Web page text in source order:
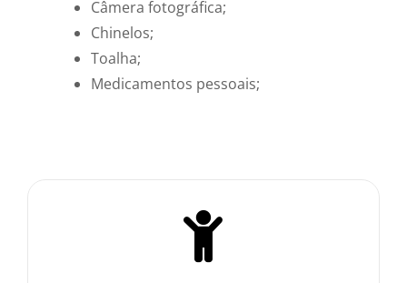
Câmera fotográfica;
Chinelos;
Toalha;
Medicamentos pessoais;